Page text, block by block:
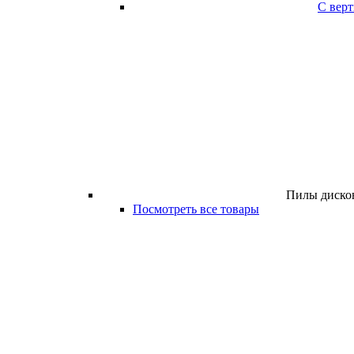
С
Пилы
Посмотреть все товары